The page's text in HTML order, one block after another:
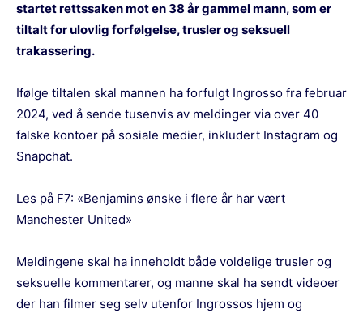
startet rettssaken mot en 38 år gammel mann, som er
tiltalt for ulovlig forfølgelse, trusler og seksuell
trakassering.
Ifølge tiltalen skal mannen ha forfulgt Ingrosso fra februar
2024, ved å sende tusenvis av meldinger via over 40
falske kontoer på sosiale medier, inkludert Instagram og
Snapchat.
Les på F7: «Benjamins ønske i flere år har vært
Manchester United»
Meldingene skal ha inneholdt både voldelige trusler og
seksuelle kommentarer, og manne skal ha sendt videoer
der han filmer seg selv utenfor Ingrossos hjem og